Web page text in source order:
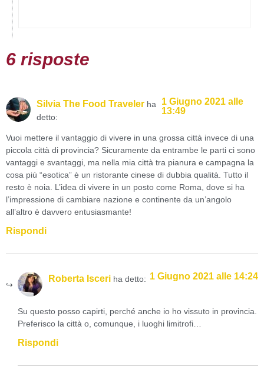
6 risposte
Silvia The Food Traveler ha
detto:
1 Giugno 2021 alle
13:49
Vuoi mettere il vantaggio di vivere in una grossa città invece di una
piccola città di provincia? Sicuramente da entrambe le parti ci sono
vantaggi e svantaggi, ma nella mia città tra pianura e campagna la
cosa più “esotica” è un ristorante cinese di dubbia qualità. Tutto il
resto è noia. L’idea di vivere in un posto come Roma, dove si ha
l’impressione di cambiare nazione e continente da un’angolo
all’altro è davvero entusiasmante!
Rispondi
Roberta Isceri ha detto: 1 Giugno 2021 alle 14:24
Su questo posso capirti, perché anche io ho vissuto in provincia.
Preferisco la città o, comunque, i luoghi limitrofi…
Rispondi